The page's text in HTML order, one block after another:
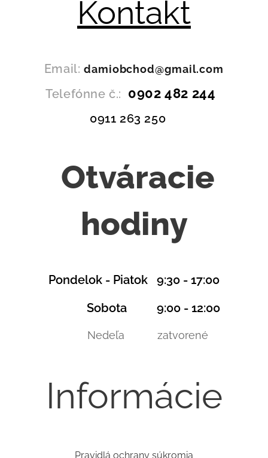
Kontakt
Email:damiobchod@gmail.com
Telefónne č.: 0902 482 244
0911 263 250
Otváracie
hodiny
Pondelok - Piatok 9:30 - 17:00
Sobota 9:00 - 12:00
Nedeľa zatvorené
Informácie
Pravidlá ochrany súkromia